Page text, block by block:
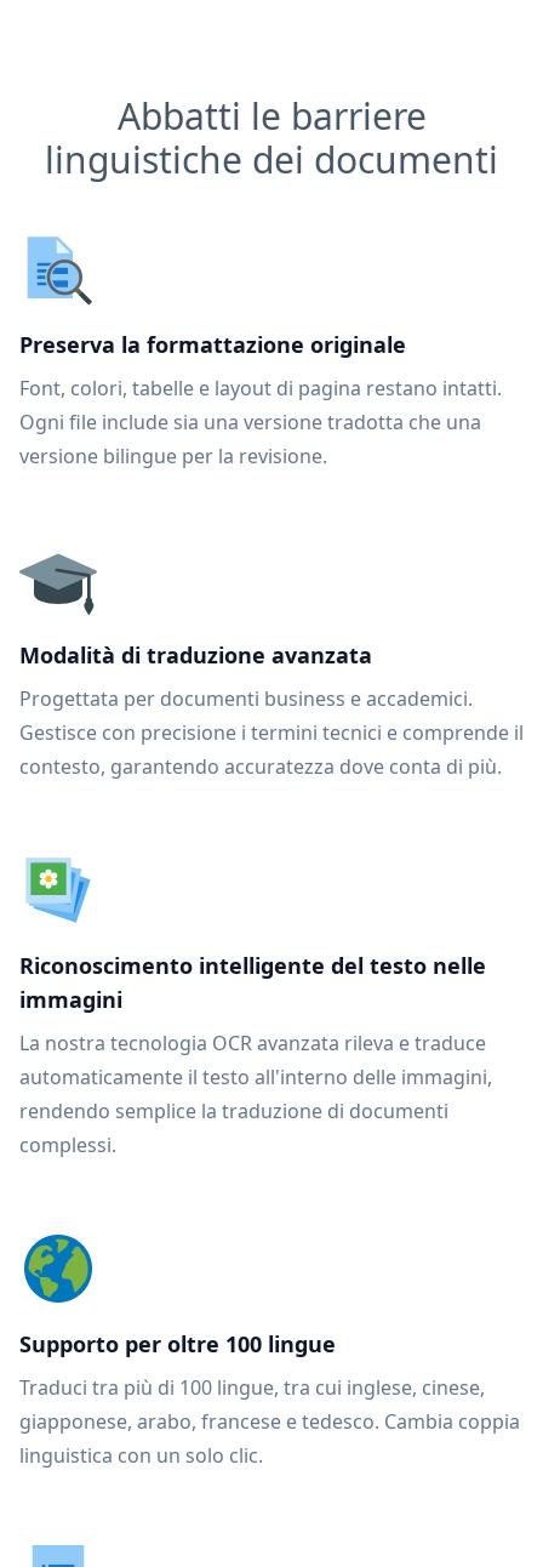
Abbatti le barriere
linguistiche dei documenti
Preserva la formattazione originale
Font, colori, tabelle e layout di pagina restano intatti.
Ogni file include sia una versione tradotta che una
versione bilingue per la revisione.
Modalità di traduzione avanzata
Progettata per documenti business e accademici.
Gestisce con precisione i termini tecnici e comprende il
contesto, garantendo accuratezza dove conta di più.
Riconoscimento intelligente del testo nelle
immagini
La nostra tecnologia OCR avanzata rileva e traduce
automaticamente il testo all'interno delle immagini,
rendendo semplice la traduzione di documenti
complessi.
Supporto per oltre 100 lingue
Traduci tra più di 100 lingue, tra cui inglese, cinese,
giapponese, arabo, francese e tedesco. Cambia coppia
linguistica con un solo clic.